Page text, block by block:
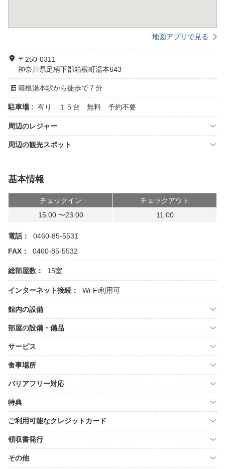
地図アプリで見る
〒250-0311
神奈川県足柄下郡箱根町湯本643
箱根湯本駅から徒歩で７分
駐車場 : 有り １５台 無料 予約不要
周辺のレジャー
周辺の観光スポット
基本情報
チェックイン
チェックアウト
15:00 〜23:00
11:00
電話：
0460-85-5531
FAX：
0460-85-5532
総部屋数： 15室
インターネット接続： Wi-Fi利用可
館内の設備
部屋の設備・備品
サービス
食事場所
バリアフリー対応
特典
ご利用可能なクレジットカード
領収書発行
その他